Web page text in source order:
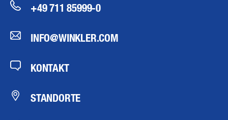
+49 711 85999-0
INFO@WINKLER.COM
KONTAKT
STANDORTE